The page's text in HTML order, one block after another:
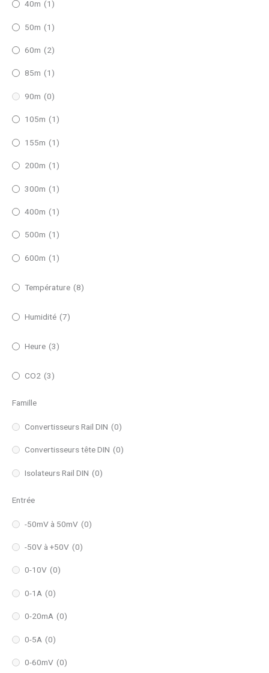
40m (1)
50m (1)
60m (2)
85m (1)
90m (0)
105m (1)
155m (1)
200m (1)
300m (1)
400m (1)
500m (1)
600m (1)
Température (8)
Humidité (7)
Heure (3)
CO2 (3)
Famille
Convertisseurs Rail DIN (0)
Convertisseurs tête DIN (0)
Isolateurs Rail DIN (0)
Entrée
-50mV à 50mV (0)
-50V à +50V (0)
0-10V (0)
0-1A (0)
0-20mA (0)
0-5A (0)
0-60mV (0)